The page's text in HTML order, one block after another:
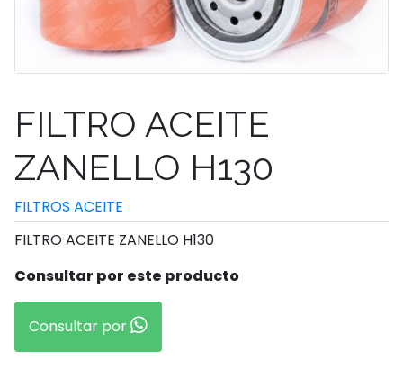
FILTRO ACEITE
ZANELLO H130
FILTROS ACEITE
FILTRO ACEITE ZANELLO H130
Consultar por este producto
Consultar por